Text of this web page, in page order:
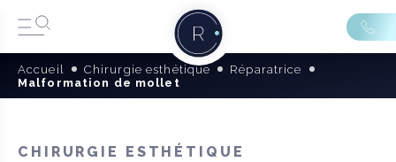
Accueil Chirurgie esthétique
Réparatrice
Malformation de mollet
CHIRURGIE ESTHÉTIQUE